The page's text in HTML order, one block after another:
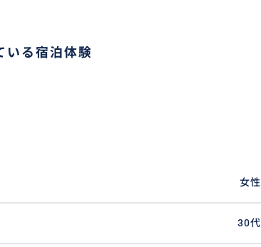
いる宿泊体験
女性
30代